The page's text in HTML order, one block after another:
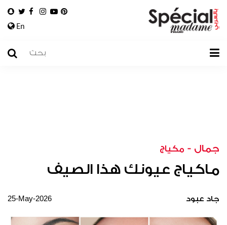
En
جمال - مكياج
ماكياج عيونك هذا الصيف
جاد عبود 25-May-2026